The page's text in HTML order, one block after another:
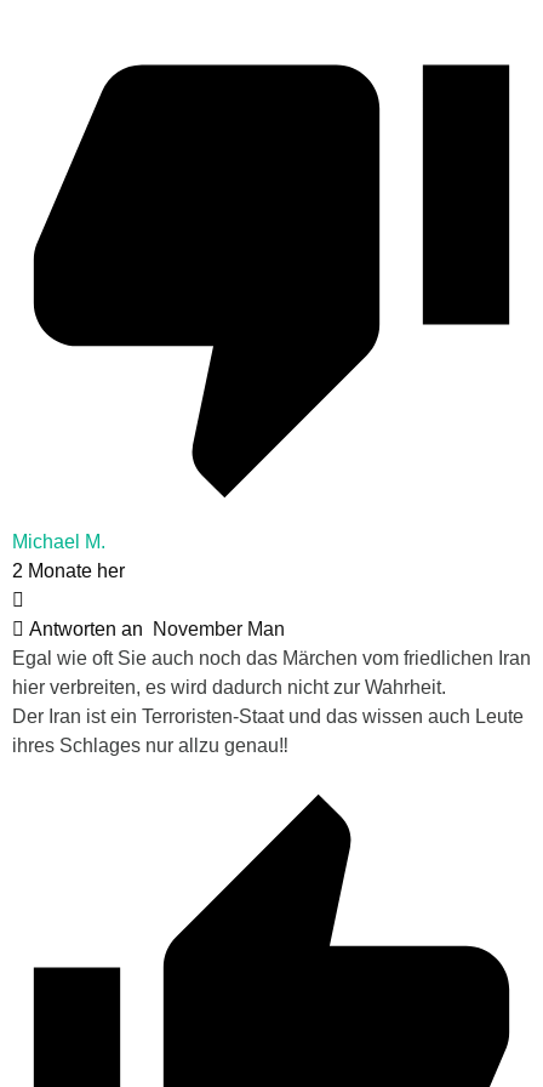
Michael M.
2 Monate her
Antworten an
November Man
Egal wie oft Sie auch noch das Märchen vom friedlichen Iran
hier verbreiten, es wird dadurch nicht zur Wahrheit.
Der Iran ist ein Terroristen-Staat und das wissen auch Leute
ihres Schlages nur allzu genau‼️